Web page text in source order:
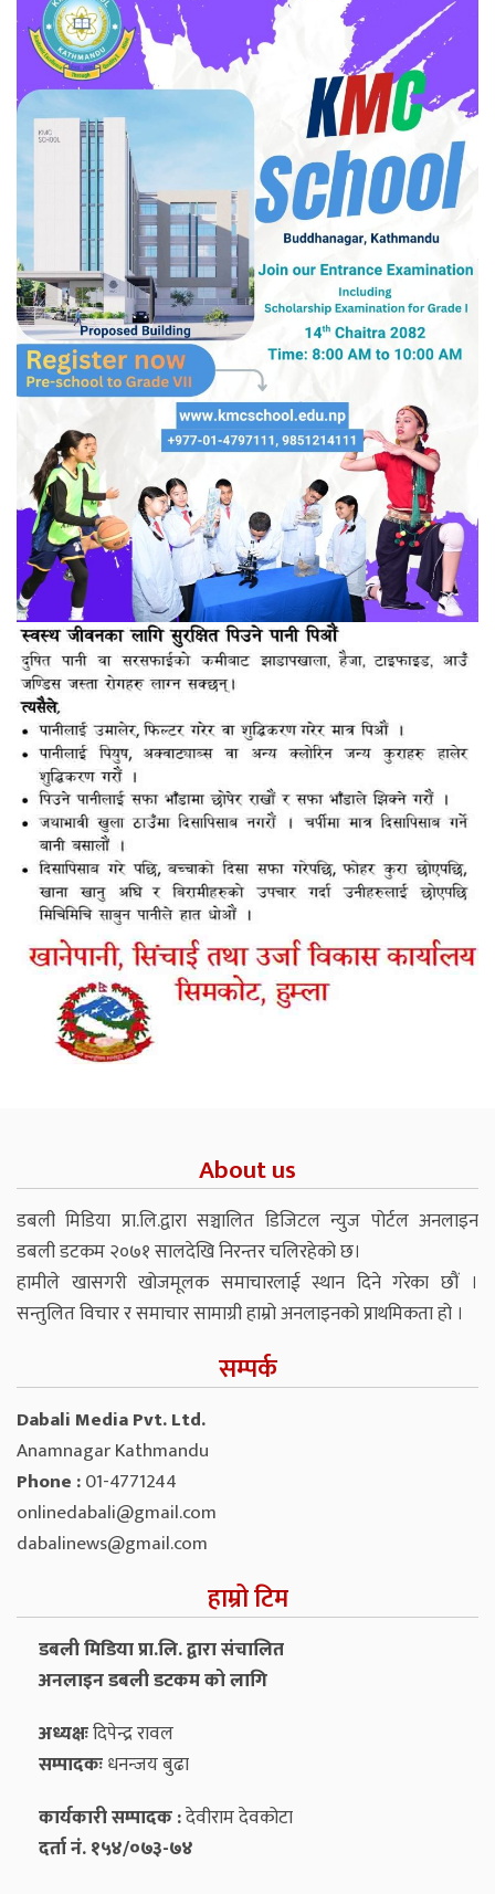
About us
डबली मिडिया प्रा.लि.द्वारा सञ्चालित डिजिटल न्युज पोर्टल अनलाइन
डबली डटकम २०७१ सालदेखि निरन्तर चलिरहेको छ।
हामीले खासगरी खोजमूलक समाचारलाई स्थान दिने गरेका छौं ।
सन्तुलित विचार र समाचार सामाग्री हाम्रो अनलाइनको प्राथमिकता हो ।
सम्पर्क
Dabali Media Pvt. Ltd.
Anamnagar Kathmandu
Phone :01-4771244
onlinedabali@gmail.com
dabalinews@gmail.com
हाम्रो टिम
डबली मिडिया प्रा.लि. द्वारा संचालित
अनलाइन डबली डटकम को लागि
अध्यक्षःदिपेन्द्र रावल
सम्पादकःधनन्‍जय बुढा
कार्यकारी सम्पादक :देवीराम देवकोटा
दर्ता नं. १५४/०७३-७४